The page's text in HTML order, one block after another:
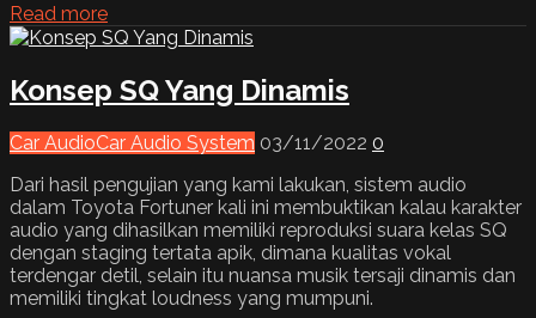
Read more
Konsep SQ Yang Dinamis
Car AudioCar Audio System 03/11/2022 0
Dari hasil pengujian yang kami lakukan, sistem audio
dalam Toyota Fortuner kali ini membuktikan kalau karakter
audio yang dihasilkan memiliki reproduksi suara kelas SQ
dengan staging tertata apik, dimana kualitas vokal
terdengar detil, selain itu nuansa musik tersaji dinamis dan
memiliki tingkat loudness yang mumpuni.